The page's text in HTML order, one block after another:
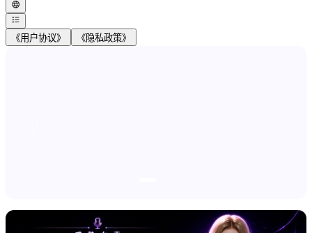
language
format_list_bulleted
《用户协议》 《隐私政策》